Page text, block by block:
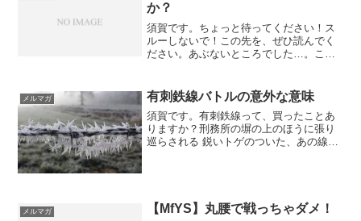
か？
須賀です。ちょっと待ってください！ス
ルーしないで！この先を、ぜひ読んでく
ださい。あぶないところでした…。この
きます。ここ、けっこう重要なんです。
もし、あなたが自身の夢を...
メルマガ 有刺鉄線バトルの意外な意味
須賀です。有刺鉄線って、買ったことあ
りますか？刑務所の塀の上のほうに張り
巡らされる 鋭いトゲのついた、あの線で
メルマガ 【MfYS】丸腰で戦っちゃダメ！